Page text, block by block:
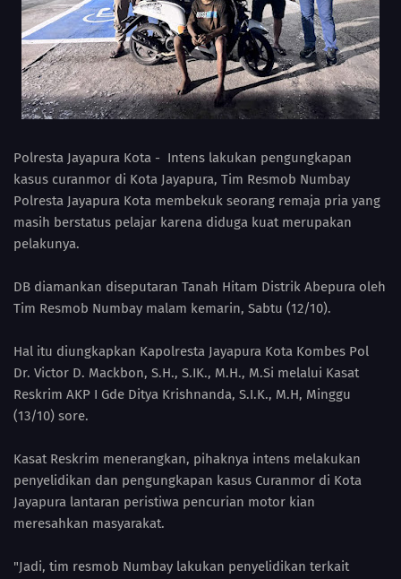
Polresta Jayapura Kota - Intens lakukan pengungkapan
kasus curanmor di Kota Jayapura, Tim Resmob Numbay
Polresta Jayapura Kota membekuk seorang remaja pria yang
masih berstatus pelajar karena diduga kuat merupakan
pelakunya.
DB diamankan diseputaran Tanah Hitam Distrik Abepura oleh
Tim Resmob Numbay malam kemarin, Sabtu (12/10).
Hal itu diungkapkan Kapolresta Jayapura Kota Kombes Pol
Dr. Victor D. Mackbon, S.H., S.IK., M.H., M.Si melalui Kasat
Reskrim AKP I Gde Ditya Krishnanda, S.I.K., M.H, Minggu
(13/10) sore.
Kasat Reskrim menerangkan, pihaknya intens melakukan
penyelidikan dan pengungkapan kasus Curanmor di Kota
Jayapura lantaran peristiwa pencurian motor kian
meresahkan masyarakat.
"Jadi, tim resmob Numbay lakukan penyelidikan terkait